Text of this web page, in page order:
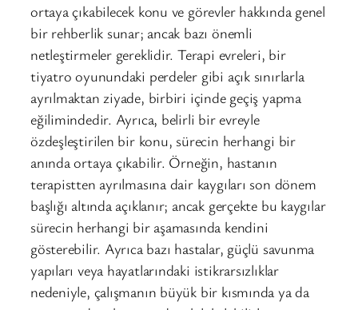
ortaya çıkabilecek konu ve görevler hakkında genel
bir rehberlik sunar; ancak bazı önemli
netleştirmeler gereklidir. Terapi evreleri, bir
tiyatro oyunundaki perdeler gibi açık sınırlarla
ayrılmaktan ziyade, birbiri içinde geçiş yapma
eğilimindedir. Ayrıca, belirli bir evreyle
özdeşleştirilen bir konu, sürecin herhangi bir
anında ortaya çıkabilir. Örneğin, hastanın
terapistten ayrılmasına dair kaygıları son dönem
başlığı altında açıklanır; ancak gerçekte bu kaygılar
sürecin herhangi bir aşamasında kendini
gösterebilir. Ayrıca bazı hastalar, güçlü savunma
yapıları veya hayatlarındaki istikrarsızlıklar
nedeniyle, çalışmanın büyük bir kısmında ya da